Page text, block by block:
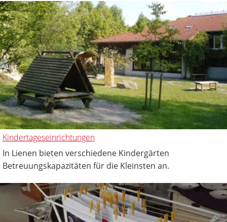
Kindertageseinrichtungen
In Lienen bieten verschiedene Kindergärten
Betreuungskapazitäten für die Kleinsten an.